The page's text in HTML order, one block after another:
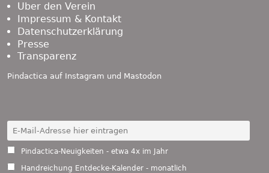
Über den Verein
Impressum & Kontakt
Datenschutzerklärung
Presse
Transparenz
Pindactica auf Instagram und Mastodon
Pindactica-Neuigkeiten - etwa 4x im Jahr
Handreichung Entdecke-Kalender - monatlich